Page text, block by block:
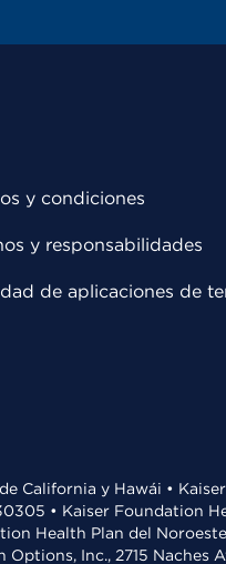
y condiciones
y responsabilidades
de aplicaciones de
California y Hawái •
• Kaiser Foundation
Health Plan del
Inc., 2715 Naches